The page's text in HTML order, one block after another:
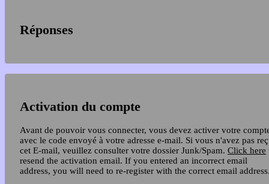
Réponses
Activation du compte
Avant de pouvoir vous connecter, vous devez activer votre
avec le code envoyé à votre adresse e-mail. Si vous n'avez pas
cet E-mail, veuillez consulter votre dossier Junk/Spam. Click here
resend the activation email. If you entered an incorrect email
address, you will need to re-register with the correct email